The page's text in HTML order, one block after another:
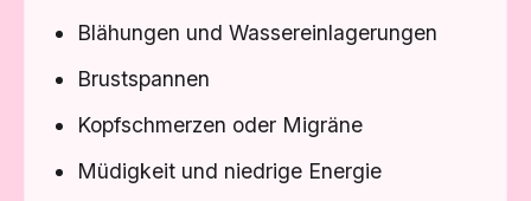
Blähungen und Wassereinlagerungen
Brustspannen
Kopfschmerzen oder Migräne
Müdigkeit und niedrige Energie